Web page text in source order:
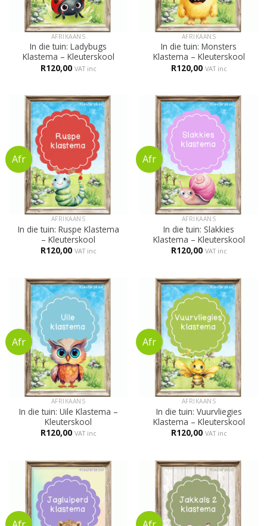
AFRIKAANS
In die tuin: Ladybugs
Klastema – Kleuterskool
R120,00 VAT inc
AFRIKAANS
In die tuin: Monsters
Klastema – Kleuterskool
R120,00 VAT inc
AFRIKAANS
In die tuin: Ruspe Klastema
– Kleuterskool
R120,00 VAT inc
AFRIKAANS
In die tuin: Slakkies
Klastema – Kleuterskool
R120,00 VAT inc
AFRIKAANS
In die tuin: Uile Klastema –
Kleuterskool
R120,00 VAT inc
AFRIKAANS
In die tuin: Vuurvliegies
Klastema – Kleuterskool
R120,00 VAT inc